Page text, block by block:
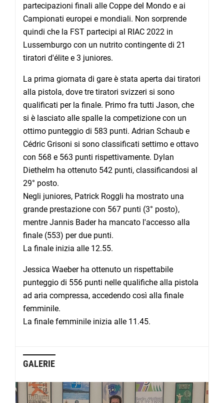
partecipazioni finali alle Coppe del Mondo e ai
Campionati europei e mondiali. Non sorprende
quindi che la FST partecipi al RIAC 2022 in
Lussemburgo con un nutrito contingente di 21
tiratori d'élite e 3 juniores.
La prima giornata di gare è stata aperta dai tiratori
alla pistola, dove tre tiratori svizzeri si sono
qualificati per la finale. Primo fra tutti Jason, che
si è lasciato alle spalle la competizione con un
ottimo punteggio di 583 punti. Adrian Schaub e
Cédric Grisoni si sono classificati settimo e ottavo
con 568 e 563 punti rispettivamente. Dylan
Diethelm ha ottenuto 542 punti, classificandosi al
29° posto.
Negli juniores, Patrick Roggli ha mostrato una
grande prestazione con 567 punti (3° posto),
mentre Jannis Bader ha mancato l'accesso alla
finale (553) per due punti.
La finale inizia alle 12.55.
Jessica Waeber ha ottenuto un rispettabile
punteggio di 556 punti nelle qualifiche alla pistola
ad aria compressa, accedendo così alla finale
femminile.
La finale femminile inizia alle 11.45.
GALERIE